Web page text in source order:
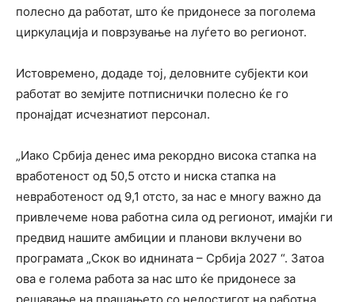
полесно да работат, што ќе придонесе за поголема
циркулација и поврзување на луѓето во регионот.
Истовремено, додаде тој, деловните субјекти кои
работат во земјите потписнички полесно ќе го
пронајдат исчезнатиот персонал.
„Иако Србија денес има рекордно висока стапка на
вработеност од 50,5 отсто и ниска стапка на
невработеност од 9,1 отсто, за нас е многу важно да
привлечеме нова работна сила од регионот, имајќи ги
предвид нашите амбиции и планови вклучени во
програмата „Скок во иднината – Србија 2027 “. Затоа
ова е голема работа за нас што ќе придонесе за